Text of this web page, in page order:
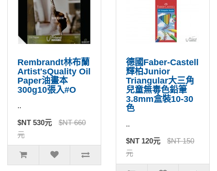
Rembrandt林布蘭
Artist'sQuality Oil
Paper油畫本
300g10張入#O
..
$NT 530元
$NT 660
元
德國Faber-Castell
輝柏Junior
Triangular大三角
兒童無毒色鉛筆
3.8mm盒裝10-30
色
..
$NT 120元
$NT 150
元